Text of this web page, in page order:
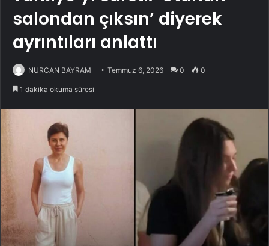
salondan çıksın’ diyerek
ayrıntıları anlattı
NURCAN BAYRAM Temmuz 6, 2026 0 0
1 dakika okuma süresi